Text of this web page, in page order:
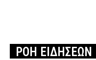
ΡΟΗ ΕΙΔΗΣΕΩΝ